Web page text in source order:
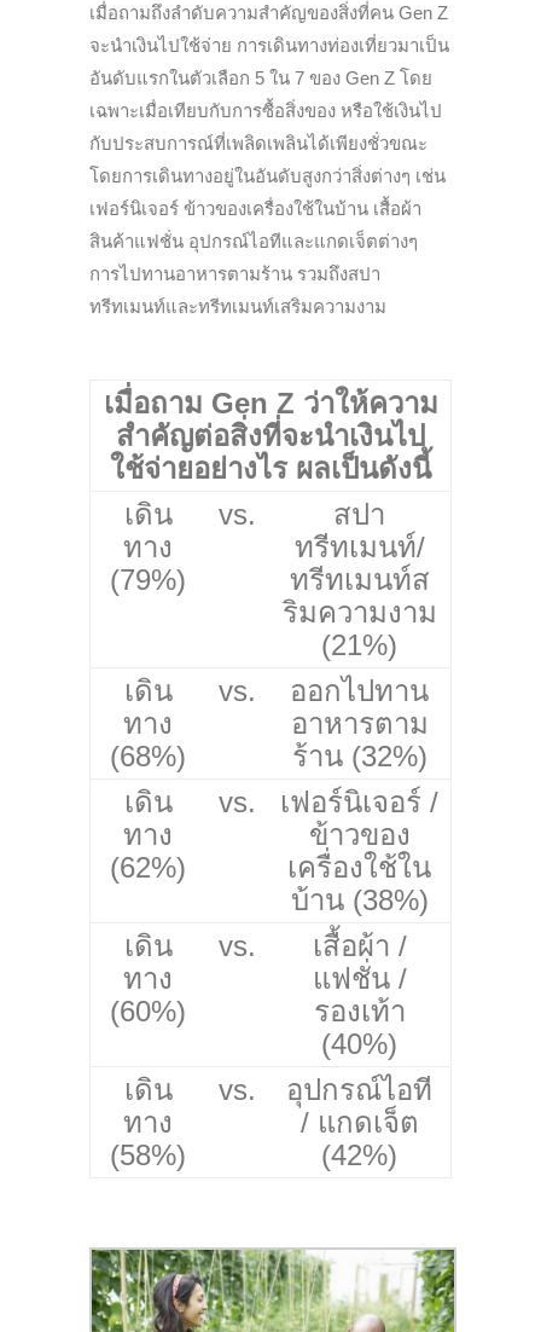
เมื่อถามถึงลำดับความสำคัญของสิ่งที่คน Gen Z
จะนำเงินไปใช้จ่าย การเดินทางท่องเที่ยวมาเป็น
อันดับแรกในตัวเลือก 5 ใน 7 ของ Gen Z โดย
เฉพาะเมื่อเทียบกับการซื้อสิ่งของ หรือใช้เงินไป
กับประสบการณ์ที่เพลิดเพลินได้เพียงชั่วขณะ
โดยการเดินทางอยู่ในอันดับสูงกว่าสิ่งต่างๆ เช่น
เฟอร์นิเจอร์ ข้าวของเครื่องใช้ในบ้าน เสื้อผ้า
สินค้าแฟชั่น อุปกรณ์ไอทีและแกดเจ็ตต่างๆ
การไปทานอาหารตามร้าน รวมถึงสปา
ทรีทเมนท์และทรีทเมนท์เสริมความงาม
เมื่อถาม Gen Z ว่าให้ความ
สำคัญต่อสิ่งที่จะนำเงินไป
ใช้จ่ายอย่างไร ผลเป็นดังนี้
เดิน
ทาง
(79%)
vs.
สปา
ทรีทเมนท์/
ทรีทเมนท์ส
ริมความงาม
(21%)
เดิน
ทาง
(68%)
vs.
ออกไปทาน
อาหารตาม
ร้าน (32%)
เดิน
ทาง
(62%)
vs.
เฟอร์นิเจอร์ /
ข้าวของ
เครื่องใช้ใน
บ้าน (38%)
เดิน
ทาง
(60%)
vs.
เสื้อผ้า /
แฟชั่น /
รองเท้า
(40%)
เดิน
ทาง
(58%)
vs.
อุปกรณ์ไอที
/ แกดเจ็ต
(42%)